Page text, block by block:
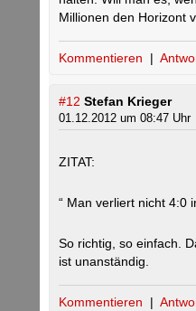
Millionen den Horizont
Kommentieren |
#12 Stefan Krieger
01.12.2012 um 08:47 Uhr
ZITAT:
“ Man verliert nicht 4:0
So richtig, so einfach.
ist unanständig.
Kommentieren |